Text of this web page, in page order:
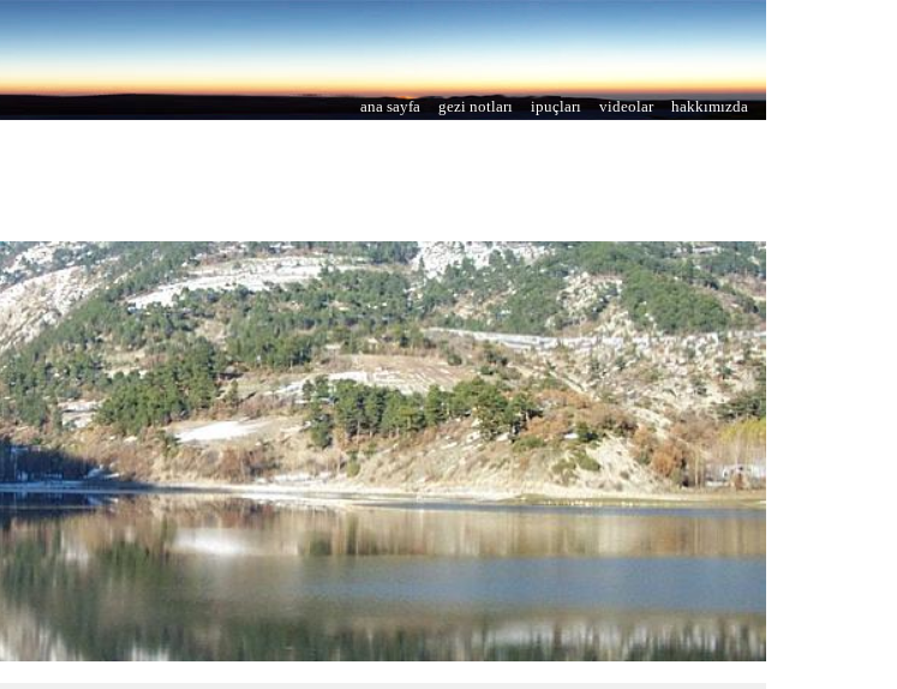
ana sayfa gezi notları ipuçları videolar hakkımızda